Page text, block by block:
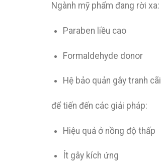
Ngành mỹ phẩm đang rời xa:
Paraben liều cao
Formaldehyde donor
Hệ bảo quản gây tranh cãi
để tiến đến các giải pháp:
Hiệu quả ở nồng độ thấp
Ít gây kích ứng